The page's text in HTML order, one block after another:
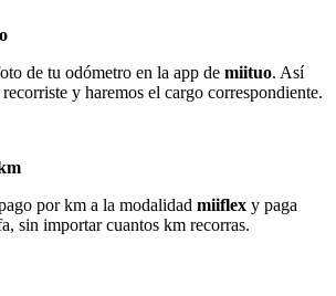
de tu odómetro en la app de miituo. Así
y haremos el cargo correspondiente.
por km a la modalidad miiflex y paga
sin importar cuantos km recorras.